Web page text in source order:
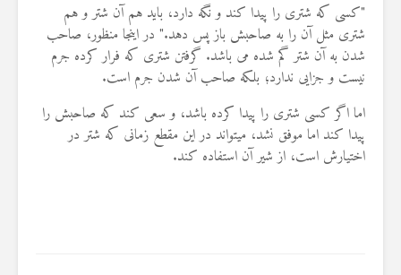
"کسی که شتری را پیدا کند و نگه دارد، باید هم آن شتر و هم
شتری مثل آن را به صاحبش باز پس دهد." در اینجا منظور، صاحب
شدن به آن شتر گم شده می باشد. گرفتن شتری که فرار کرده جرم
نیست و جزایی ندارد؛ بلکه صاحب آن شدن جرم است.
اما اگر کسی شتری را پیدا کرده باشد، و سعی کند که صاحبش را
پیدا کند اما موفق نشد، میتواند در این مقطع زمانی که شتر در
اختیارش است، از شیر آن استفاده کند.